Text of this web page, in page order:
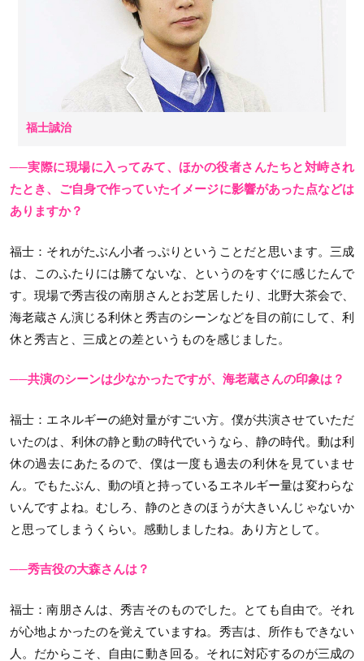
福士誠治
──実際に現場に入ってみて、ほかの役者さんたちと対峙され
たとき、ご自身で作っていたイメージに影響があった点などは
ありますか？
福士 ：それがたぶん小者っぷりということだと思います。三成
は、このふたりには勝てないな、というのをすぐに感じたんで
す。現場で秀吉役の南朋さんとお芝居したり、北野大茶会で、
海老蔵さん演じる利休と秀吉のシーンなどを目の前にして、利
休と秀吉と、三成との差というものを感じました。
──共演のシーンは少なかったですが、海老蔵さんの印象は？
福士 ：エネルギーの絶対量がすごい方。僕が共演させていただ
いたのは、利休の静と動の時代でいうなら、静の時代。動は利
休の過去にあたるので、僕は一度も過去の利休を見ていませ
ん。でもたぶん、動の頃と持っているエネルギー量は変わらな
いんですよね。むしろ、静のときのほうが大きいんじゃないか
と思ってしまうくらい。感動しましたね。あり方として。
──秀吉役の大森さんは？
福士 ：南朋さんは、秀吉そのものでした。とても自由で。それ
が心地よかったのを覚えていますね。秀吉は、所作もできない
人。だからこそ、自由に動き回る。それに対応するのが三成の